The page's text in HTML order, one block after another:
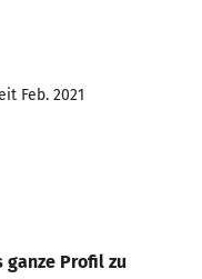
Feb. 2021
ganze Profil zu